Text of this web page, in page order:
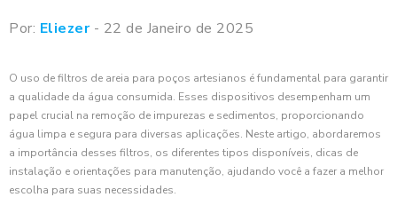
Por: Eliezer- 22 de Janeiro de 2025
O uso de filtros de areia para poços artesianos é fundamental para garantir
a qualidade da água consumida. Esses dispositivos desempenham um
papel crucial na remoção de impurezas e sedimentos, proporcionando
água limpa e segura para diversas aplicações. Neste artigo, abordaremos
a importância desses filtros, os diferentes tipos disponíveis, dicas de
instalação e orientações para manutenção, ajudando você a fazer a melhor
escolha para suas necessidades.